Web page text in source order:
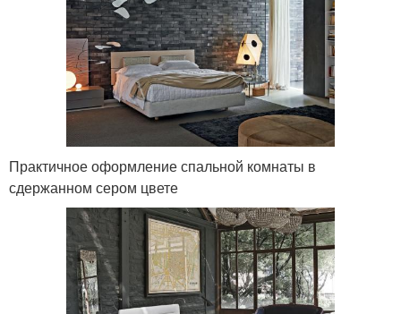
Практичное оформление спальной комнаты в
сдержанном сером цвете